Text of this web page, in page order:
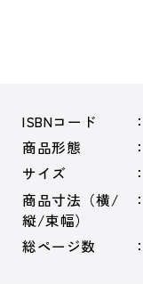
ISBNコード
商品形態
サイズ
商品寸法（横/
縦/束幅）
総ページ数